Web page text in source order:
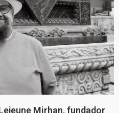
Mirhan, fundador